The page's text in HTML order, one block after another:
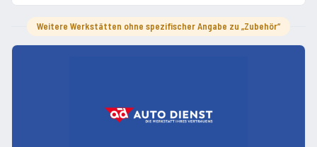
Weitere Werkstätten ohne spezifischer Angabe zu „Zubehör“